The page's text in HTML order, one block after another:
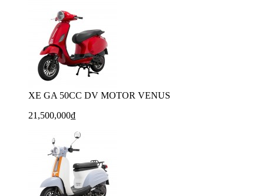
XE GA 50CC DV MOTOR VENUS
21,500,000₫